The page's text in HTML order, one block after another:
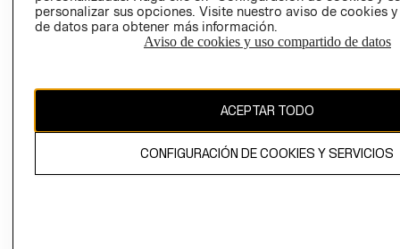
El contenido de esta página web está protegido por copyright y es
propiedad de H&M Hennes & Mauritz AB.
personalizar sus opciones. Visite nuestro aviso de cookies
de datos para obtener más información.
Aviso de cookies y uso compartido de datos
ACEPTAR TODO
CONFIGURACIÓN DE COOKIES Y SERVICIOS